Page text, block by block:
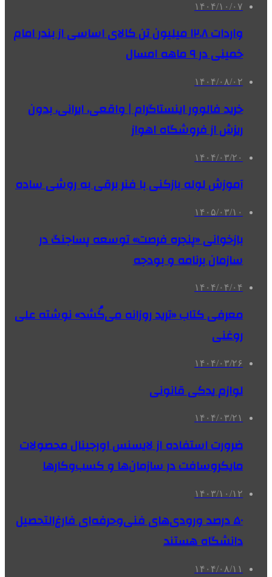
۱۴۰۴/۱۰/۰۷
واردات ۱۲.۸ میلیون تن کالای اساسی از بندر امام
خمینی در ۹ ماهه امسال
۱۴۰۴/۰۸/۰۲
خرید فالوور اینستاگرام | واقعی، ایرانی، بدون
ریزش از فروشگاه اهواز
۱۴۰۴/۰۳/۲۰
آموزش لوله بازکنی با فنر برقی به روشی ساده
۱۴۰۵/۰۳/۱۰
بازخوانی «پنجره فرصت» توسعه پساجنگ در
سازمان برنامه و بودجه
۱۴۰۴/۰۴/۰۴
معرفی کتاب «ترید روزانه می‌کُشد» نوشته علی
روغنی
۱۴۰۴/۰۳/۲۶
لوازم یدکی قانونی
۱۴۰۴/۰۳/۲۱
ضرورت استفاده از لایسنس اورجینال محصولات
مایکروسافت در سازمان‌ها و کسب‌وکارها
۱۴۰۳/۱۰/۱۲
۵۰ درصد ورودی‌های فنی‌وحرفه‌ای فارغ‌التحصیل
دانشگاه هستند
۱۴۰۴/۰۸/۱۱